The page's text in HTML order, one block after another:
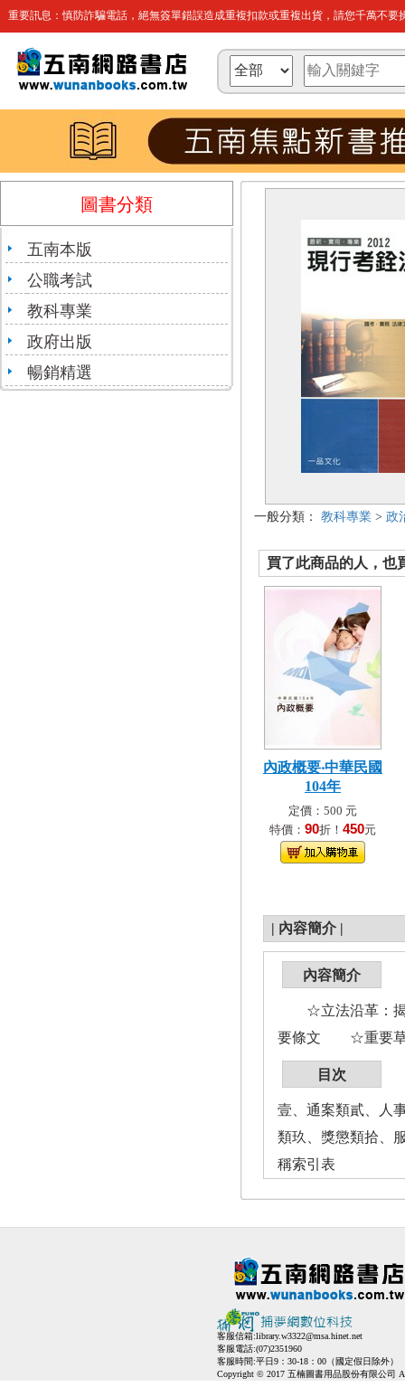
重要訊息：慎防詐騙電話，絕無簽單錯誤造成重複扣款或重複出貨，請您千萬不要
圖書分類
五南本版
公職考試
教科專業
政府出版
暢銷精選
一般分類： 教科專業 > 政
買了此商品的人，也
內政概要‧中華民國
104年
定價：500 元
特價： 90折！ 450元
| 內容簡介 |
內容簡介
☆立法沿革：揭
要條文 ☆重要草
目次
壹、通案類貳、人
類玖、獎懲類拾、
稱索引表
客服信箱:library.w3322@msa.hinet.net
客服電話:(07)2351960
客服時間:平日9：30-18：00（國定假日除外）
Copyright © 2017 五楠圖書用品股份有限公司